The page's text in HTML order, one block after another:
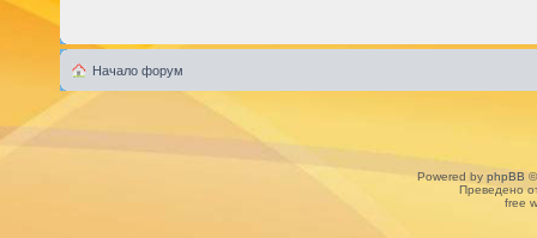
Начало форум
Powered by phpBB
Преведено
free